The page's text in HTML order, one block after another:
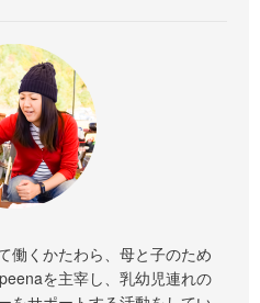
働くかたわら、母と子のため
を主宰し、乳幼児連れの